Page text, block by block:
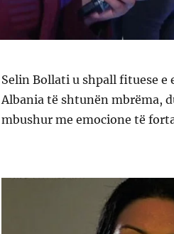
Selin Bollati u shpall fituese
Albania të shtunën mbrëma,
mbushur me emocione të